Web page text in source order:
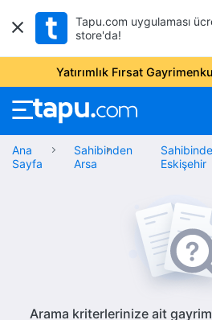
Tapu.com uygulaması
store'da!
Yatırımlık Fırsat
Ana
Sayfa
Sahibinden
Arsa
Eskişehir
Arama kriterlerinize ait